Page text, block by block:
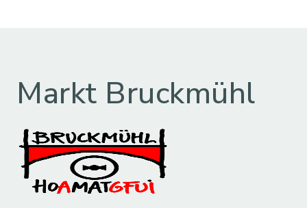
Markt Bruckmühl